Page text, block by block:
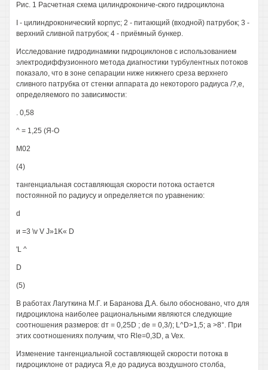
Рис. 1 Расчетная схема цилиндрокониче-ского гидроциклона
I - цилиндроконический корпус; 2 - питающий (входной) патрубок; 3 -
верхний сливной патрубок; 4 - приёмный бункер.
Исследование гидродинамики гидроциклонов с использованием
электродиффузионного метода диагностики турбулентных потоков
показало, что в зоне сепарации ниже нижнего среза верхнего
сливного патрубка от стенки аппарата до некоторого радиуса /?,е,
определяемого по зависимости:
. 0,58
^ = 1,25 (Я-О
М02
(4)
тангенциальная составляющая скорости потока остается
постоянной по радиусу и определяется по уравнению:
d
и =3 \v V J»1K« D
'L ^
D
(5)
В работах Лагуткина М.Г. и Баранова Д.А. было обосновано, что для
гидроциклона наиболее рациональными являются следующие
соотношения размеров: dт = 0,25D ; de = 0,3/); L^D>1,5; а >8°. При
этих соотношениях получим, что Rle=0,3D, a Vex.
Изменение тангенциальной составляющей скорости потока в
гидроциклоне от радиуса Я,е до радиуса воздушного столба,